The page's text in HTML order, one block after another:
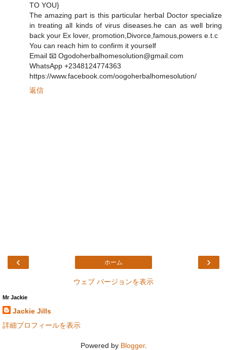
TO YOU}
The amazing part is this particular herbal Doctor specialize
in treating all kinds of virus diseases.he can as well bring
back your Ex lover, promotion,Divorce,famous,powers e.t.c
You can reach him to confirm it yourself
Email 📧 Ogodoherbalhomesolution@gmail.com
WhatsApp +2348124774363
https://www.facebook.com/oogoherbalhomesolution/
返信
‹ ›
ホーム
ウェブ バージョンを表示
Mr Jackie
Jackie Jills
詳細プロフィールを表示
Powered by Blogger.